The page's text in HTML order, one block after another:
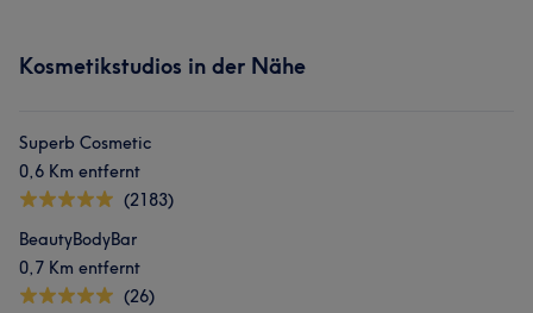
Kosmetikstudios in der Nähe
Superb Cosmetic
0,6 Km entfernt
(2183)
BeautyBodyBar
0,7 Km entfernt
(26)